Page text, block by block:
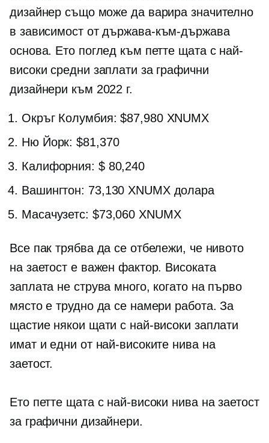
дизайнер също може да варира значително
в зависимост отдържава-към-държава
основа. Ето поглед към петте щата с най-
високи средни заплати за графични
дизайнери към 2022 г.
Окръг Колумбия: $87,980 XNUMX
Ню Йорк: $81,370
Калифорния: $ 80,240
Вашингтон: 73,130 XNUMX долара
Масачузетс: $73,060 XNUMX
Все пак трябва да се отбележи, че нивото
на заетост е важен фактор. Високата
заплата не струва много, когато на първо
място е трудно да се намери работа. За
щастие някои щати с най-високи заплати
имат и едни от най-високите нива на
заетост.
Ето петте щата с най-високи нива на заетост
за графични дизайнери.